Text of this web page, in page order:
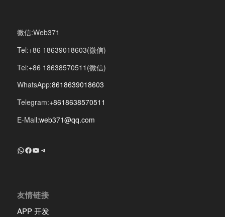
微信:Web371
Tel:+86 18639018603(微信)
Tel:+86 18638570511(微信)
WhatsApp:8618639018603
Telegram:+8618638570511
E-Mail:web371@qq.com
+8618639018603
Facebook
YouTube
Telegram
友情链接
APP 开发